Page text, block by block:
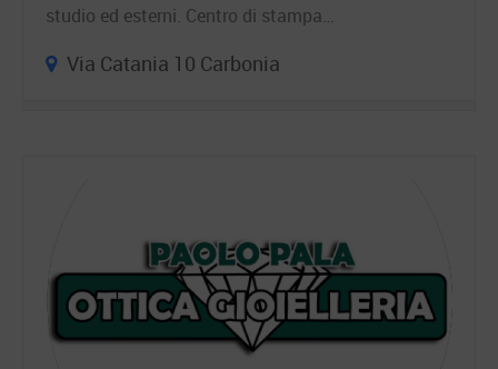
studio ed esterni. Centro di stampa…
Via Catania 10 Carbonia